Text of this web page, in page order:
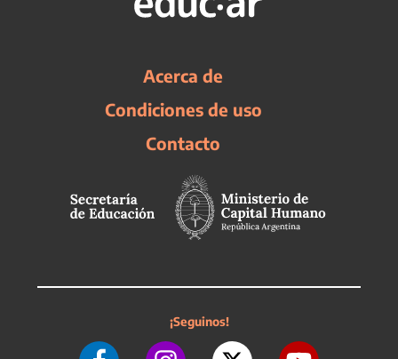
Acerca de
Condiciones de uso
Contacto
¡Seguinos!